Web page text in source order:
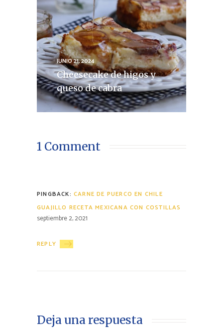
JUNIO 21, 2024
Cheesecake de higos y
queso de cabra
1 Comment
PINGBACK: CARNE DE PUERCO EN CHILE
GUAJILLO RECETA MEXICANA CON COSTILLAS
septiembre 2, 2021
REPLY
Deja una respuesta